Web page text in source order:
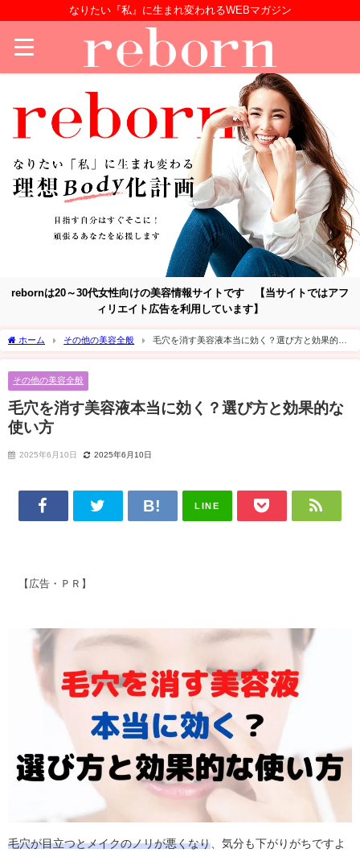
なりたい『私』に生まれ変われるWEBマガジン
rebornは20～30代女性向けの美容情報サイトです 【当サイトではアフ
ィリエイト広告を利用しています】
ホーム その他の美容全般
毛穴を消す美容液本当に効く？選び方と効果的な
その他の美容全般
毛穴を消す美容液本当に効く？選び方と効果的な
使い方
2025年6月10日 2025年6月10日
LINE
【広告・ＰＲ】
毛穴が目立つとメイクのノリが悪くなり 、気分も下がりがちですよ